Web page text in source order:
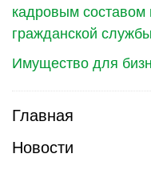
кадровым составом
гражданской
Имущество для
Главная
Новости